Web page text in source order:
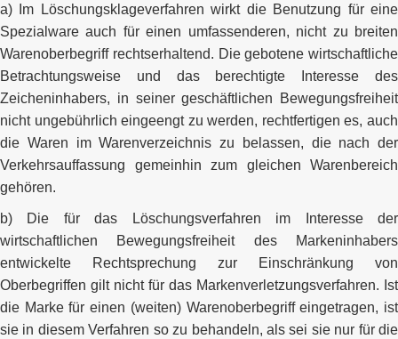
a) Im Löschungsklageverfahren wirkt die Benutzung für eine
Spezialware auch für einen umfassenderen, nicht zu breiten
Warenoberbegriff rechtserhaltend. Die gebotene wirtschaftliche
Betrachtungsweise und das berechtigte Interesse des
Zeicheninhabers, in seiner geschäftlichen Bewegungsfreiheit
nicht ungebührlich eingeengt zu werden, rechtfertigen es, auch
die Waren im Warenverzeichnis zu belassen, die nach der
Verkehrsauffassung gemeinhin zum gleichen Warenbereich
gehören.
b) Die für das Löschungsverfahren im Interesse der
wirtschaftlichen Bewegungsfreiheit des Markeninhabers
entwickelte Rechtsprechung zur Einschränkung von
Oberbegriffen gilt nicht für das Markenverletzungsverfahren. Ist
die Marke für einen (weiten) Warenoberbegriff eingetragen, ist
sie in diesem Verfahren so zu behandeln, als sei sie nur für die